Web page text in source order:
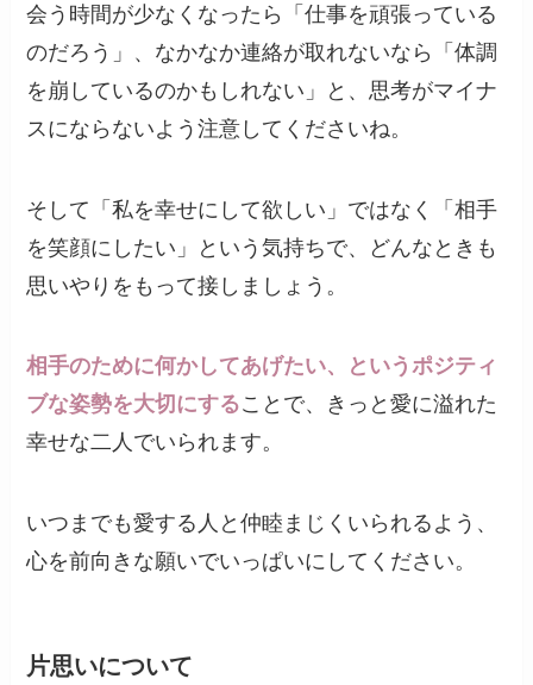
会う時間が少なくなったら「仕事を頑張っている
のだろう」、なかなか連絡が取れないなら「体調
を崩しているのかもしれない」と、思考がマイナ
スにならないよう注意してくださいね。
そして「私を幸せにして欲しい」ではなく「相手
を笑顔にしたい」という気持ちで、どんなときも
思いやりをもって接しましょう。
相手のために何かしてあげたい、というポジティ
ブな姿勢を大切にすることで、きっと愛に溢れた
幸せな二人でいられます。
いつまでも愛する人と仲睦まじくいられるよう、
心を前向きな願いでいっぱいにしてください。
片思いについて